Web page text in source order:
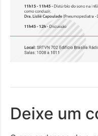
Deixe um